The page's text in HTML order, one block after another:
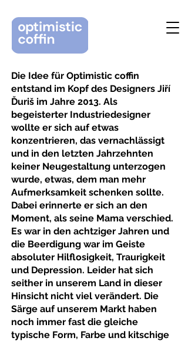
Die Idee für Optimistic coffin
entstand im Kopf des Designers Jiří
Ďuriš im Jahre 2013. Als
begeisterter Industriedesigner
wollte er sich auf etwas
konzentrieren, das vernachlässigt
und in den letzten Jahrzehnten
keiner Neugestaltung unterzogen
wurde, etwas, dem man mehr
Aufmerksamkeit schenken sollte.
Dabei erinnerte er sich an den
Moment, als seine Mama verschied.
Es war in den achtziger Jahren und
die Beerdigung war im Geiste
absoluter Hilflosigkeit, Traurigkeit
und Depression. Leider hat sich
seither in unserem Land in dieser
Hinsicht nicht viel verändert. Die
Särge auf unserem Markt haben
noch immer fast die gleiche
typische Form, Farbe und kitschige